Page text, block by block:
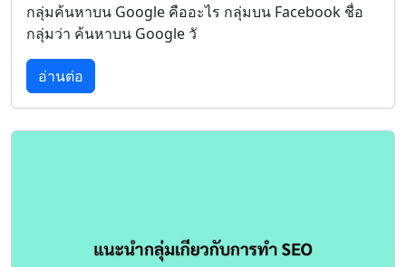
กลุ่มค้นหาบน Google คืออะไร กลุ่มบน Facebook ชื่อ
กลุ่มว่า ค้นหาบน Google วั
อ่านต่อ